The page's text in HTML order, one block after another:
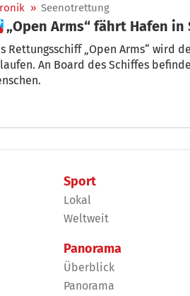
» Seenotrettung
 „Open Arms“ fährt Hafen
Rettungsschiff „Open Arms“ wird
An Board des Schiffes
Sport
Lokal
Weltweit
Panorama
Überblick
Panorama